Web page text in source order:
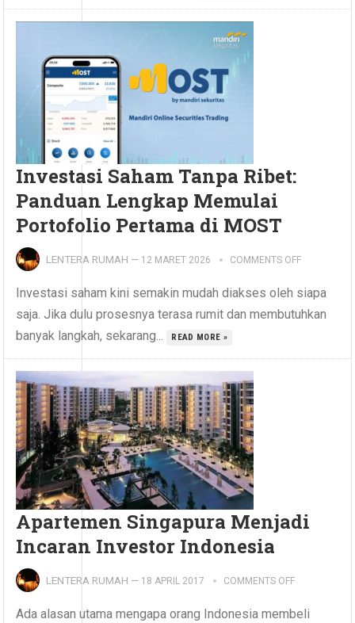
Investasi Saham Tanpa Ribet:
Panduan Lengkap Memulai
Portofolio Pertama di MOST
LENTERA RUMAH — 12 MARET 2026 COMMENTS OFF
Investasi saham kini semakin mudah diakses oleh siapa
saja. Jika dulu prosesnya terasa rumit dan membutuhkan
banyak langkah, sekarang...
READ MORE »
Apartemen Singapura Menjadi
Incaran Investor Indonesia
LENTERA RUMAH — 18 APRIL 2017 COMMENTS OFF
Ada alasan utama mengapa orang Indonesia membeli